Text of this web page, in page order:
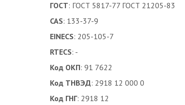
ГОСТ: ГОСТ 5817-77 ГОСТ 21205-83
CAS: 133-37-9
EINECS: 205-105-7
RTECS: -
Код ОКП: 91 7622
Код ТНВЭД: 2918 12 000 0
Код ГНГ: 2918 12